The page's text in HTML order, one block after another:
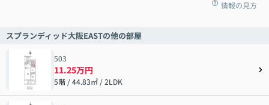
情報の見方
スプランディッド大阪EASTの他の部屋
503
11.25万円
5階 / 44.83㎡ / 2LDK